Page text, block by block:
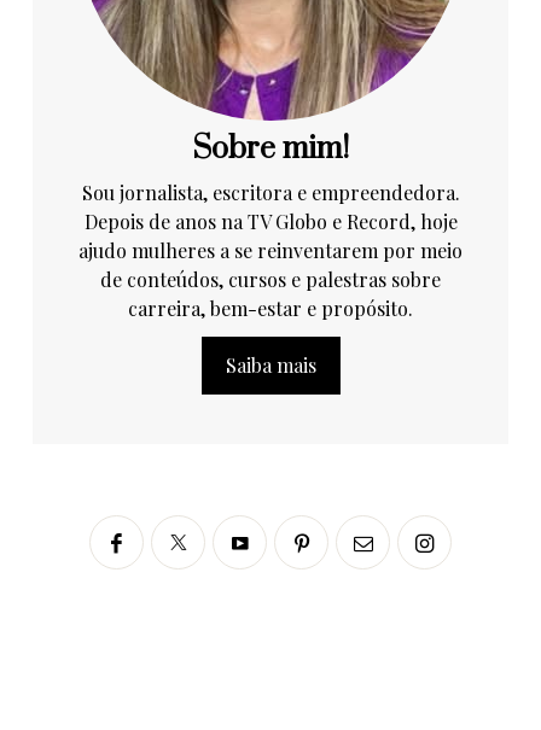
Sobre mim!
Sou jornalista, escritora e empreendedora.
Depois de anos na TV Globo e Record, hoje
ajudo mulheres a se reinventarem por meio
de conteúdos, cursos e palestras sobre
carreira, bem-estar e propósito.
Saiba mais